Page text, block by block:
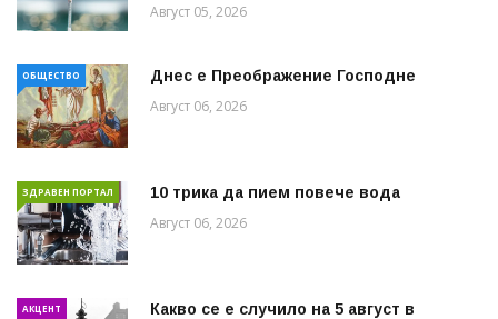
Август 05, 2026
ОБЩЕСТВО Днес е Преображение Господне
Август 06, 2026
ЗДРАВЕН ПОРТАЛ 10 трика да пием повече вода
Август 06, 2026
АКЦЕНТ
Какво се е случило на 5 август в